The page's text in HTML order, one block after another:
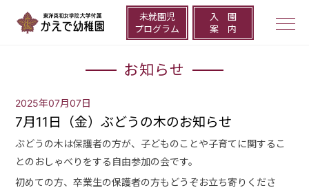
未就園児
プログラム
⼊ 園
案 内
お知らせ
2025年07月07日
7月11日（金）ぶどうの木のお知らせ
ぶどうの木は保護者の方が、子どものことや子育てに関するこ
とのおしゃべりをする自由参加の会です。
初めての方、卒業生の保護者の方もどうぞお立ち寄りくださ